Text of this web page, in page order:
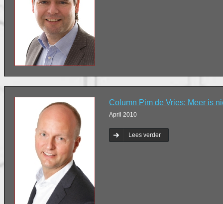
Column Pim de Vries: Meer is
April 2010
Lees verder